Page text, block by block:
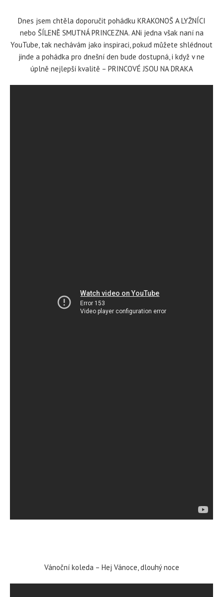
Dnes jsem chtěla doporučit pohádku KRAKONOŠ A LYŽNÍCI
nebo ŠÍLENĚ SMUTNÁ PRINCEZNA. ANi jedna však naní na
YouTube, tak nechávám jako inspiraci, pokud můžete shlédnout
jinde a pohádka pro dnešní den bude dostupná, i když v ne
úplně nejlepší kvalitě – PRINCOVÉ JSOU NA DRAKA
Vánoční koleda – Hej Vánoce, dlouhý noce